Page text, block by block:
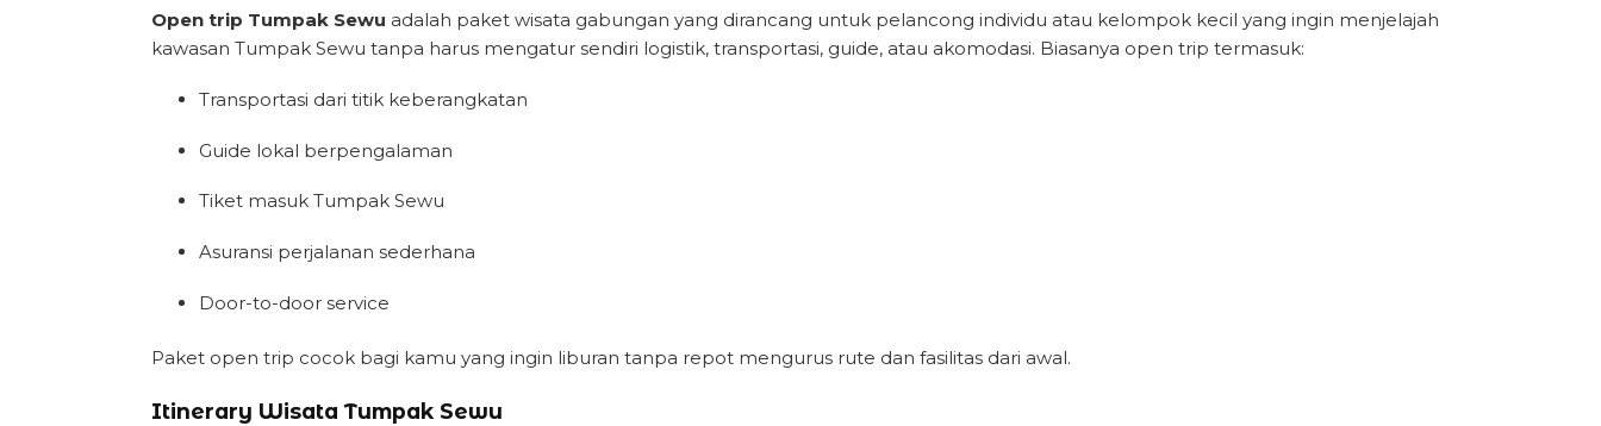
Open trip Tumpak Sewu adalah paket wisata gabungan yang dirancang untuk pelancong individu atau kelompok kecil yang ingin menjelajah
kawasan Tumpak Sewu tanpa harus mengatur sendiri logistik, transportasi, guide, atau akomodasi. Biasanya open trip termasuk:
Transportasi dari titik keberangkatan
Guide lokal berpengalaman
Tiket masuk Tumpak Sewu
Asuransi perjalanan sederhana
Door-to-door service
Paket open trip cocok bagi kamu yang ingin liburan tanpa repot mengurus rute dan fasilitas dari awal.
Itinerary Wisata Tumpak Sewu